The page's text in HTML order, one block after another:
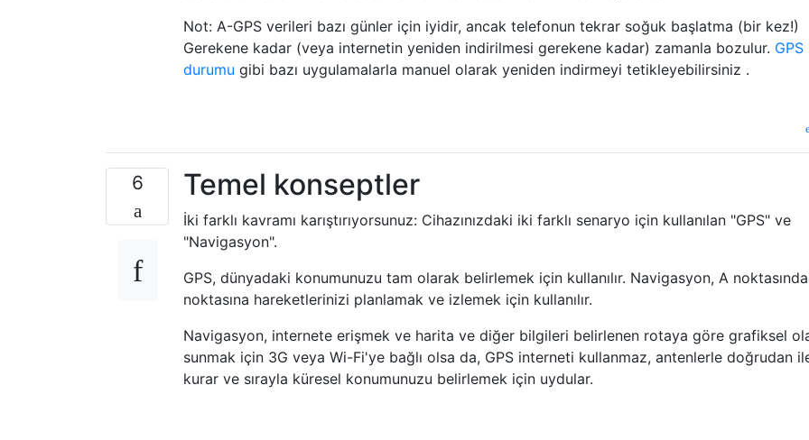
Not: A-GPS verileri bazı günler için iyidir, ancak telefonun tekrar soğuk başlatma (bir kez!)
Gerekene kadar (veya internetin yeniden indirilmesi gerekene kadar) zamanla bozulur. GPS
durumu gibi bazı uygulamalarla manuel olarak yeniden indirmeyi tetikleyebilirsiniz .
6 Temel konseptler
İki farklı kavramı karıştırıyorsunuz: Cihazınızdaki iki farklı senaryo için kullanılan "GPS" ve
"Navigasyon".
GPS, dünyadaki konumunuzu tam olarak belirlemek için kullanılır. Navigasyon, A
noktasına hareketlerinizi planlamak ve izlemek için kullanılır.
Navigasyon, internete erişmek ve harita ve diğer bilgileri belirlenen rotaya göre grafiksel
sunmak için 3G veya Wi-Fi'ye bağlı olsa da, GPS interneti kullanmaz, antenlerle doğrudan
kurar ve sırayla küresel konumunuzu belirlemek için uydular.